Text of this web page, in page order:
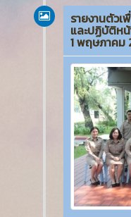
รายงานตัวเ
และปฏิบัติห
1 พฤษภาคม